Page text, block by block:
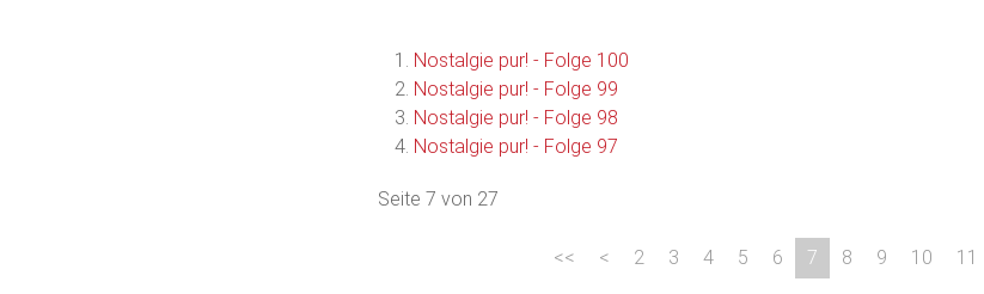
Nostalgie pur! - Folge 100
Nostalgie pur! - Folge 99
Nostalgie pur! - Folge 98
Nostalgie pur! - Folge 97
Seite 7 von 27
2 3 4 5 6 7 8 9 10 11